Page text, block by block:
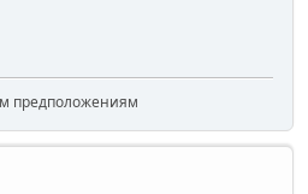
предположениям